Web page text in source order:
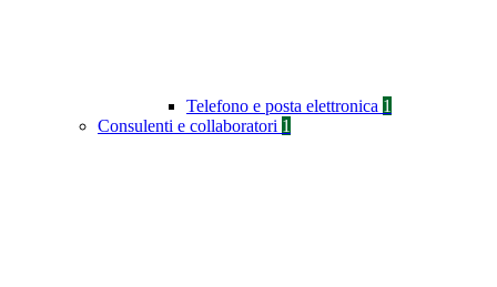
Telefono e posta elettronica 1
Consulenti e collaboratori 1